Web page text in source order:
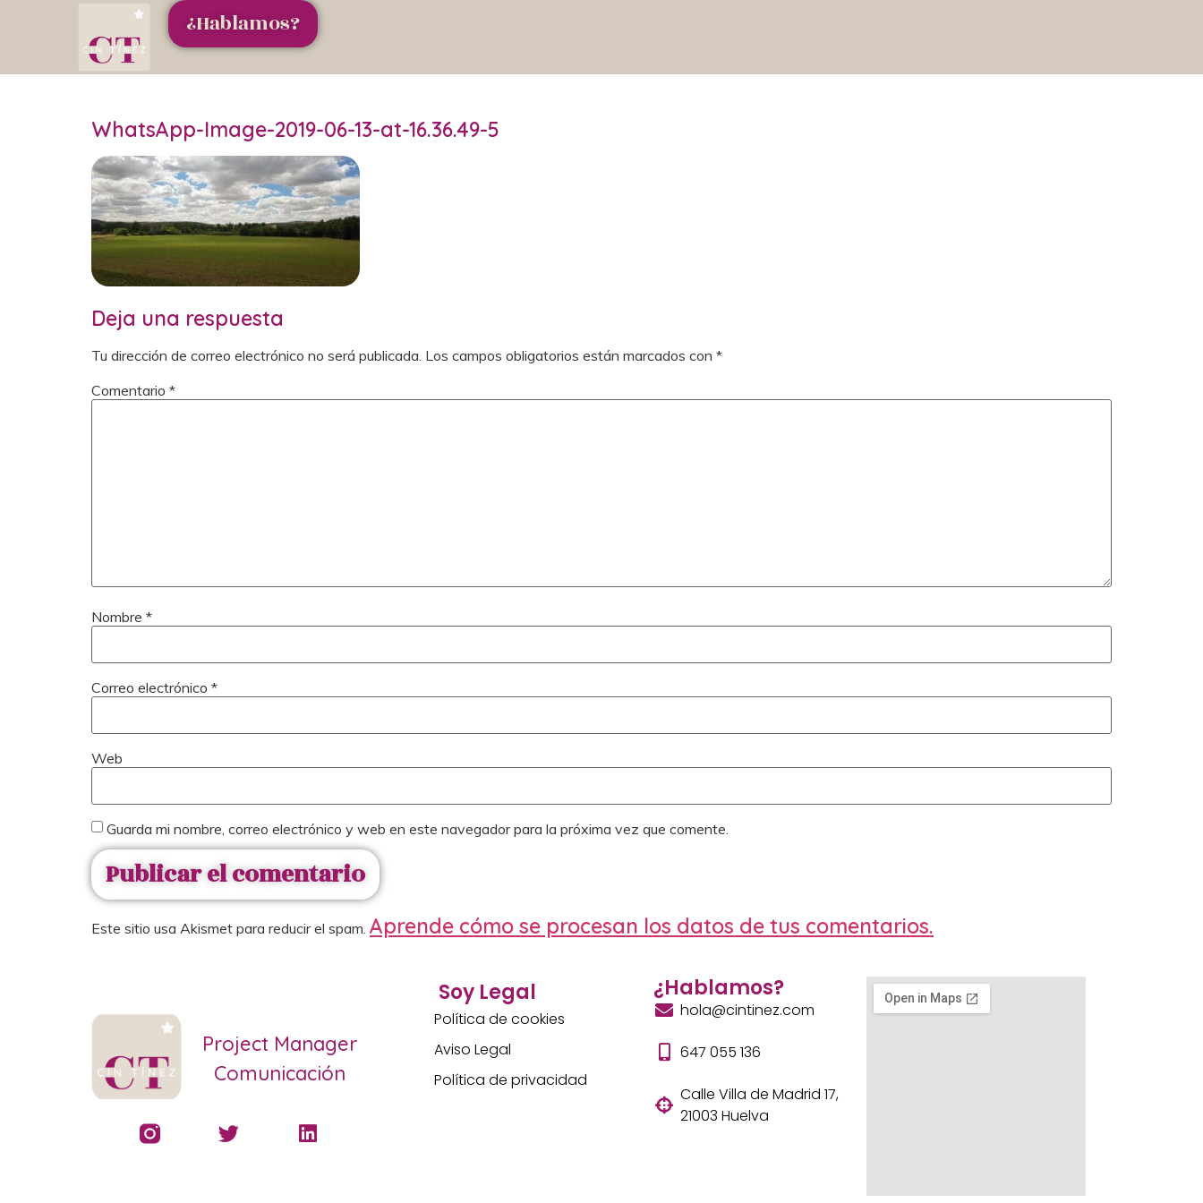
¿Hablamos?
WhatsApp-Image-2019-06-13-at-16.36.49-5
Deja una respuesta
Tu dirección de correo electrónico no será publicada. Los campos obligatorios están marcados con *
Comentario *
Nombre *
Correo electrónico *
Web
Guarda mi nombre, correo electrónico y web en este navegador para la próxima vez que comente.
Este sitio usa Akismet para reducir el spam. Aprende cómo se procesan los datos de tus comentarios.
Project Manager
Comunicación
Soy Legal
Política de cookies
Aviso Legal
Política de privacidad
¿Hablamos?
hola@cintinez.com
647 055 136
Calle Villa de Madrid 17,
21003 Huelva